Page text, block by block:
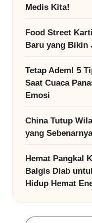
Medis Kita!
Food Street
Baru yang Bikin
Tetap Adem! 5
Saat Cuaca
Emosi
China Tutup
yang
Hemat Pangkal
Balgis Diab
Hidup Hemat